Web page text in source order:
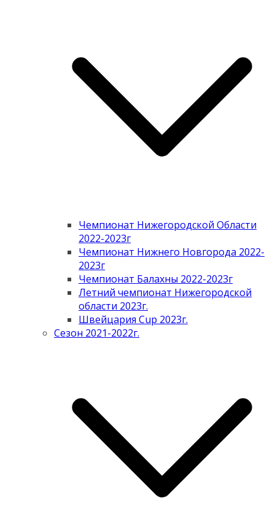
Чемпионат Нижегородской Области
2022-2023г
Чемпионат Нижнего Новгорода 2022-
2023г
Чемпионат Балахны 2022-2023г
Летний чемпионат Нижегородской
области 2023г.
Швейцария Cup 2023г.
Сезон 2021-2022г.